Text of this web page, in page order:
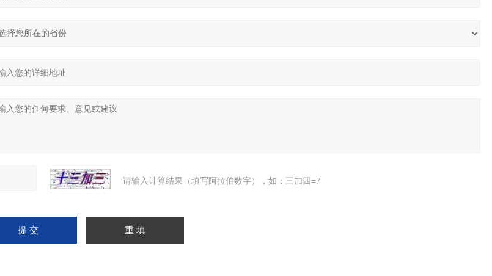
请输入计算结果（填写阿拉伯数字），如：三加四=7